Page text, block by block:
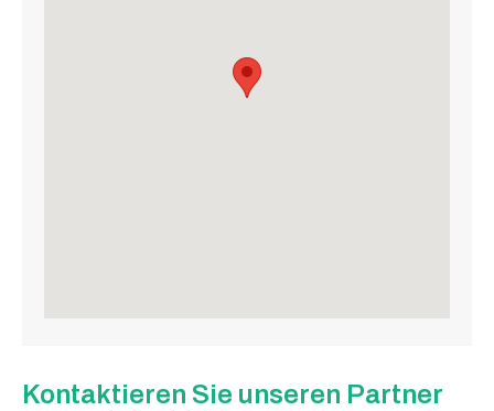
Kontaktieren Sie unseren Partner